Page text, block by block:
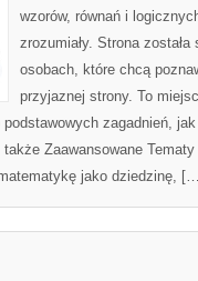
wzorów, równań i
zrozumiały. Strona
osobach, które chcą
przyjaznej strony. To
zagadnień,
Zaawansowane
jako dziedzinę,